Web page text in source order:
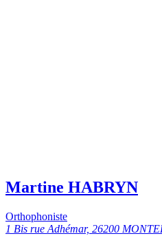
Martine HABRYN
Orthophoniste
1 Bis rue Adhémar, 26200